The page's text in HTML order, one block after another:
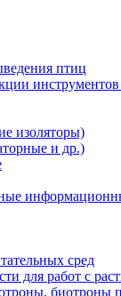
птиц
изоляторы)
и др.)
сред
для работ с
биотроны